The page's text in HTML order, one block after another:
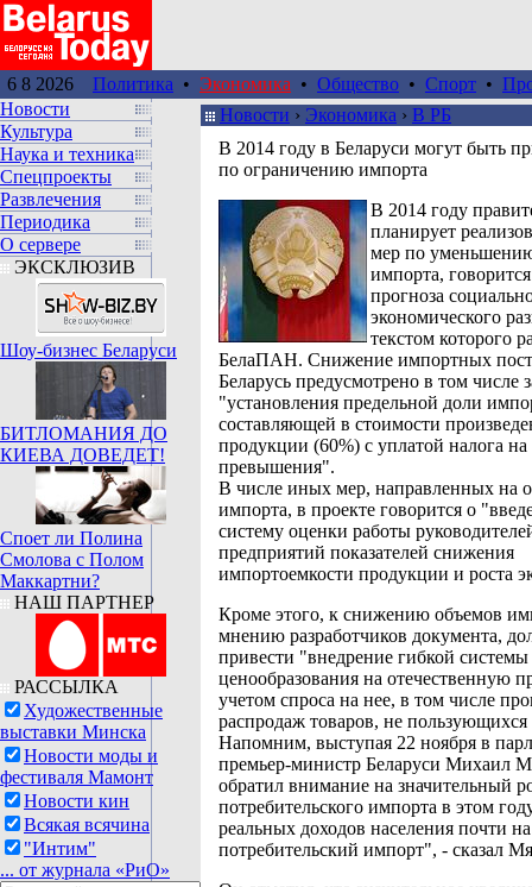
6 8 2026 Политика • Экономика • Общество • Спорт •
Новости
Культура
Наука и техника
Спецпроекты
Развлечения
Периодика
О сервере
ЭКСКЛЮЗИВ
Шоу-бизнес Беларуси
БИТЛОМАНИЯ ДО
КИЕВА ДОВЕДЕТ!
Споет ли Полина
Смолова с Полом
Маккартни?
НАШ ПАРТНЕР
РАССЫЛКА
Художественные
выставки Минска
Новости моды и
фестиваля Мамонт
Новости кин
Всякая всячина
"Интим"
... от журнала «РиО»
Новости › Экономика › В РБ
В 2014 году в Беларуси могут быть
по ограничению импорта
В 2014 году
планирует
мер по
импорта,
прогноза
экономического
текстом которого
БелаПАН. Снижение импортных
Беларусь предусмотрено в том числе
"установления предельной доли
составляющей в стоимости
продукции (60%) с уплатой налога на
превышения".
В числе иных мер, направленных на
импорта, в проекте говорится о
систему оценки работы
предприятий показателей снижения
импортоемкости продукции и роста
Кроме этого, к снижению объемов
мнению разработчиков документа,
привести "внедрение гибкой системы
ценообразования на отечественную
учетом спроса на нее, в том числе
распродаж товаров, не
Напомним, выступая 22 ноября в
премьер-министр Беларуси Михаил
обратил внимание на значительный
потребительского импорта в этом
реальных доходов населения почти
потребительский импорт", - сказал